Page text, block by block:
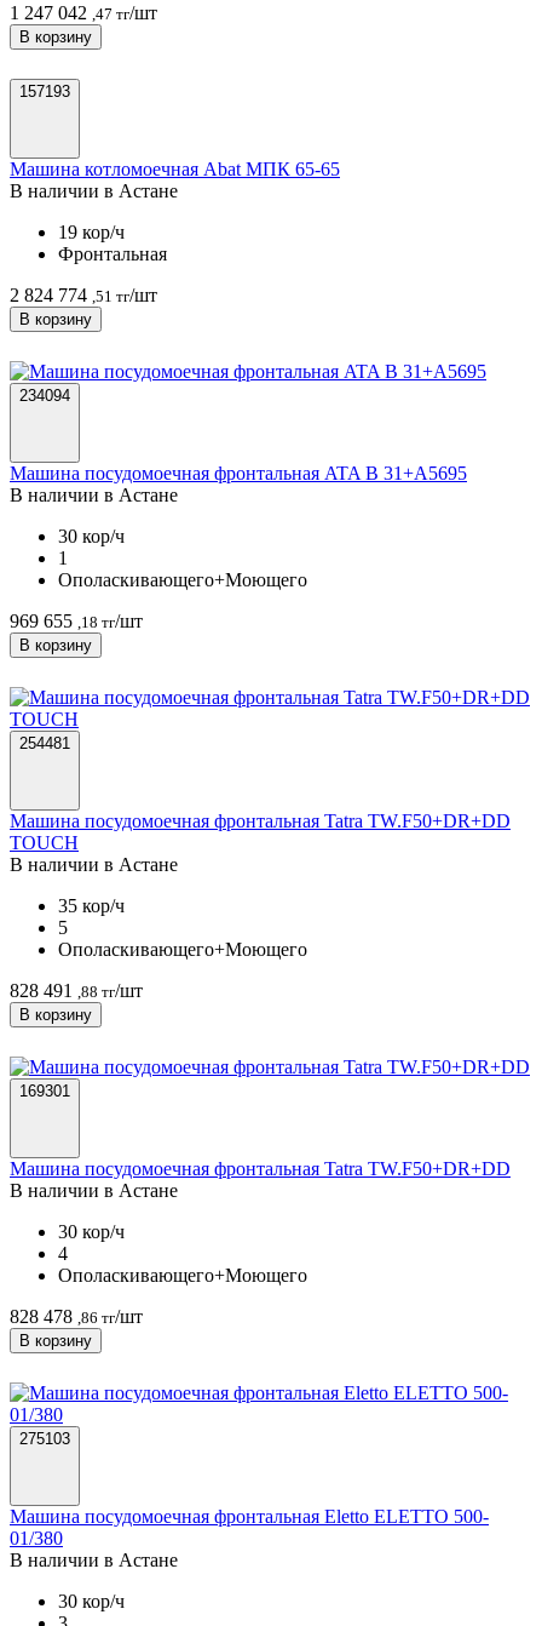
1 247 042 ,47 тг/шт
В корзину
157193
Машина котломоечная Abat МПК 65-65
В наличии в Астанe
19 кор/ч
Фронтальная
2 824 774 ,51 тг/шт
В корзину
234094
Машина посудомоечная фронтальная ATA B 31+A5695
В наличии в Астанe
30 кор/ч
1
Ополаскивающего+Моющего
969 655 ,18 тг/шт
В корзину
254481
Машина посудомоечная фронтальная Tatra TW.F50+DR+DD
TOUCH
В наличии в Астанe
35 кор/ч
5
Ополаскивающего+Моющего
828 491
,88 тг/шт
В корзину
169301
Машина посудомоечная фронтальная Tatra TW.F50+DR+DD
В наличии в Астанe
30 кор/ч
4
Ополаскивающего+Моющего
828 478 ,86 тг/шт
В корзину
275103
Машина посудомоечная фронтальная Eletto ELETTO 500-
01/380
В наличии в Астанe
30 кор/ч